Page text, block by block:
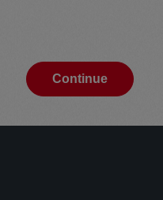
Continue